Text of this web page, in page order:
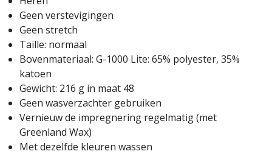
Geen verstevigingen
Geen stretch
Taille: normaal
Bovenmateriaal: G-1000 Lite: 65% polyester, 35%
katoen
Gewicht: 216 g in maat 48
Geen wasverzachter gebruiken
Vernieuw de impregnering regelmatig (met
Greenland Wax)
Met dezelfde kleuren wassen